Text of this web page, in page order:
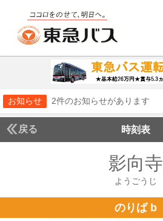
お知らせ 2件のお知らせがあります
戻る 時刻表
影向寺
ようごうじ
のりば b